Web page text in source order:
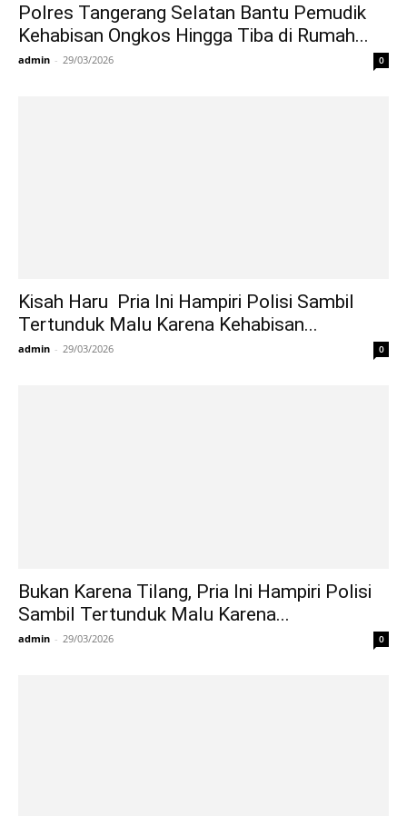
Polres Tangerang Selatan Bantu Pemudik
Kehabisan Ongkos Hingga Tiba di Rumah...
admin - 29/03/2026 0
Kisah Haru Pria Ini Hampiri Polisi Sambil
Tertunduk Malu Karena Kehabisan...
admin - 29/03/2026 0
Bukan Karena Tilang, Pria Ini Hampiri Polisi
Sambil Tertunduk Malu Karena...
admin - 29/03/2026 0